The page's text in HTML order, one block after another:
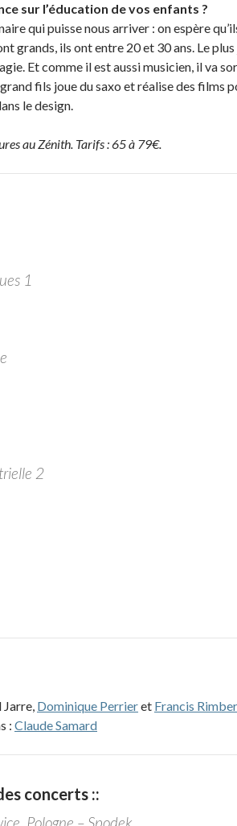
sur l’éducation de vos enfants ?
qui puisse nous arriver : on espère
grands, ils ont entre 20 et 30 ans. Le
Et comme il est aussi musicien, il va
fils joue du saxo et réalise des films
le design.
au Zénith. Tarifs : 65 à 79€.
1
2
Jarre, Dominique Perrieret Francis
: Claude Samard
concerts ::